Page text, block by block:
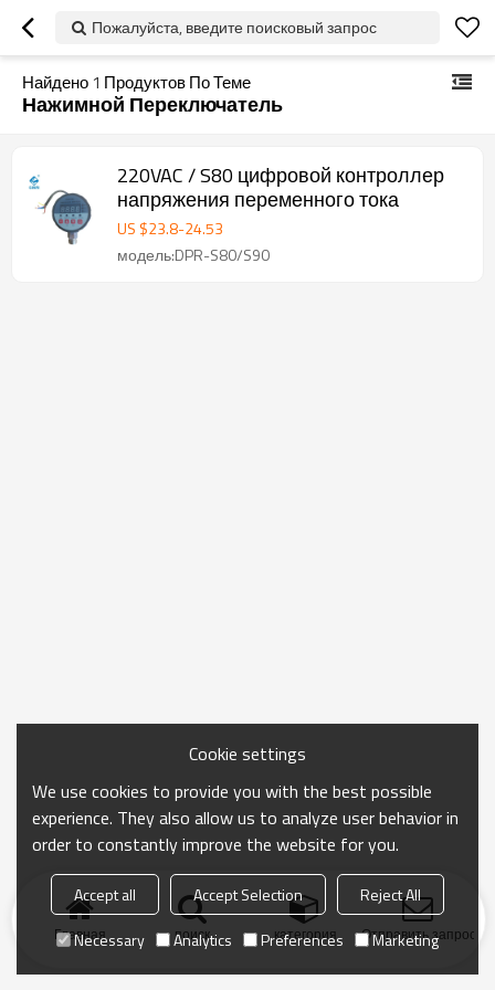
Пожалуйста, введите поисковый запрос
Найдено 1 Продуктов По Теме
Нажимной Переключатель
220VAC / S80 цифровой контроллер
напряжения переменного тока
US $23.8-24.53
модель:DPR-S80/S90
Главная поиск категория Отправить запрос
Cookie settings
We use cookies to provide you with the best possible
experience. They also allow us to analyze user behavior in
order to constantly improve the website for you.
Accept all Accept Selection
Reject All
Necessary
Analytics Preferences Marketing